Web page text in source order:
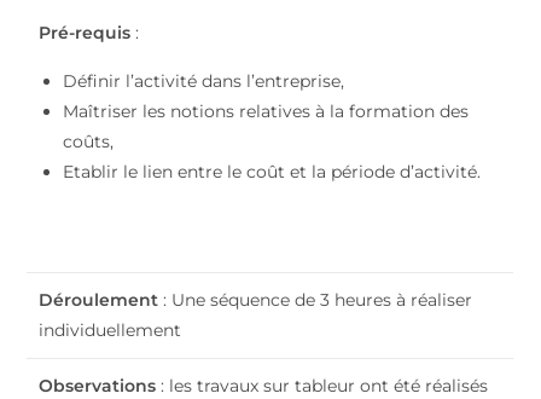
Pré-requis :
Définir l’activité dans l’entreprise,
Maîtriser les notions relatives à la formation des
coûts,
Etablir le lien entre le coût et la période d’activité.
Déroulement : Une séquence de 3 heures à réaliser
individuellement
Observations : les travaux sur tableur ont été réalisés